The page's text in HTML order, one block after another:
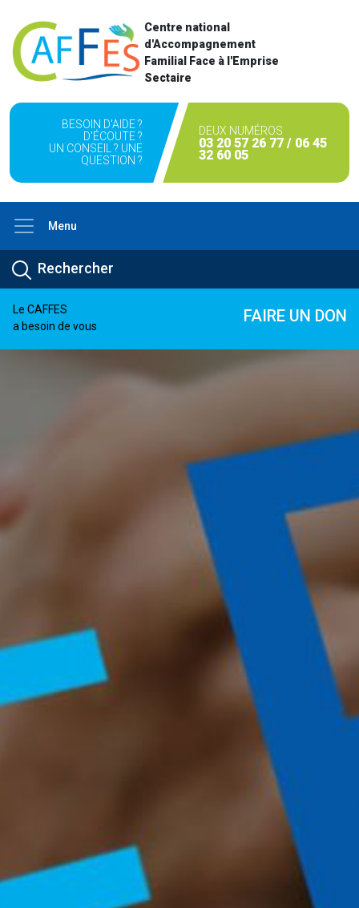
Centre national
d'Accompagnement
Familial Face à l'Emprise
Sectaire
BESOIN D'AIDE ?
D'ÉCOUTE ?
UN CONSEIL ? UNE
QUESTION ?
DEUX NUMÉROS
03 20 57 26 77 / 06 45
32 60 05
Menu
Le CAFFES
a besoin de vous
FAIRE UN DON